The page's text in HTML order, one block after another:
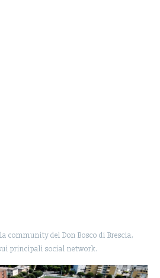
community del Don Bosco di Brescia,
principali social network.